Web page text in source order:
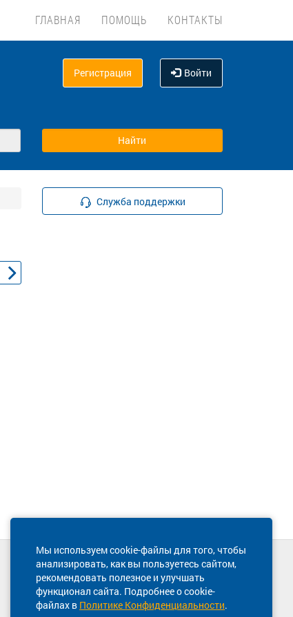
ГЛАВНАЯ ПОМОЩЬ КОНТАКТЫ
Регистрация Войти
Служба поддержки
Мы используем cookie-файлы для того, чтобы
анализировать, как вы пользуетесь сайтом,
рекомендовать полезное и улучшать
функционал сайта. Подробнее о cookie-
файлах в Политике Конфиденциальности.
Техническая поддержка сайта
8 800 600-03-38